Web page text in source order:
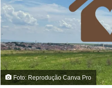
Foto: Reprodução Canva Pro